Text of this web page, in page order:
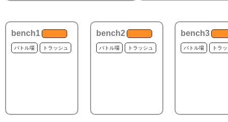
bench1
バトル場 トラッシュ
bench2
バトル場 トラッシュ
bench3
バトル場 トラ